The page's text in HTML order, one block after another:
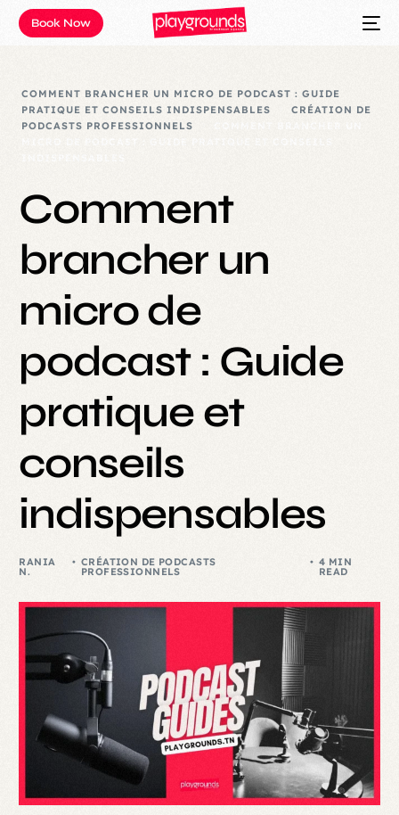
Book Now
COMMENT BRANCHER UN MICRO DE PODCAST : GUIDE
PRATIQUE ET CONSEILS INDISPENSABLES
CRÉATION DE
PODCASTS PROFESSIONNELS
Comment
brancher un
micro de
podcast : Guide
pratique et
conseils
indispensables
RANIA
N.
CRÉATION DE PODCASTS
PROFESSIONNELS
4 MIN
READ